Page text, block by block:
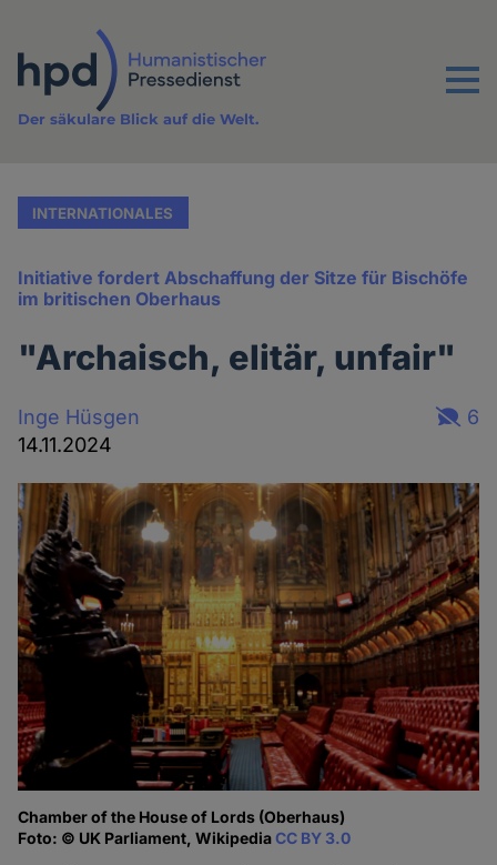
Inhalt
Menu
Der säkulare Blick auf die Welt.
INTERNATIONALES
Initiative fordert Abschaffung der Sitze für Bischöfe
im britischen Oberhaus
"Archaisch, elitär, unfair"
Inge Hüsgen
14.11.2024
6
Chamber of the House of Lords (Oberhaus)
Foto: © UK Parliament, WikipediaCC BY 3.0